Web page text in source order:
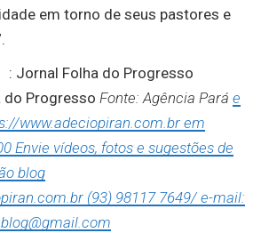
em torno de seus pastores e
: Jornal Folha do Progresso
do Progresso Fonte: Agência Pará e
www.adeciopiran.com.br em
Envie vídeos, fotos e sugestões de
blog
(93) 98117 7649/ e-mail: